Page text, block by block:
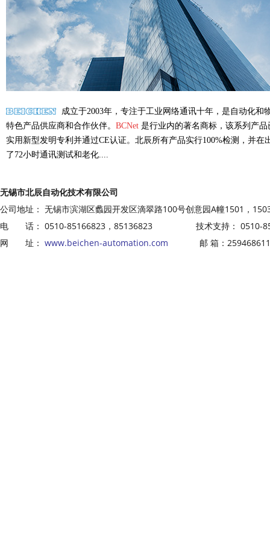
成立于2003年，专注于工业网络通讯十年，是自动化和
特色产品供应商和合作伙伴。 BCNet 是行业内的著名商标，该系列产品
实用新型发明专利并通过CE认证。北辰所有产品实行100%检测，并在
了72小时通讯测试和老化....
无锡市北辰自动化技术有限公司
公司地址： 无锡市滨湖区蠡园开发区滴翠路100号创意园A幢1501，
电 话： 0510-85166823，85136823 技术支持： 0510-
网 址： www.beichen-automation.com 邮 箱：